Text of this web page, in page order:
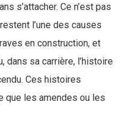
s’attacher. Ce n’est pas
l’une des causes
en construction, et
dans sa carrière, l’histoire
Ces histoires
que les amendes ou les